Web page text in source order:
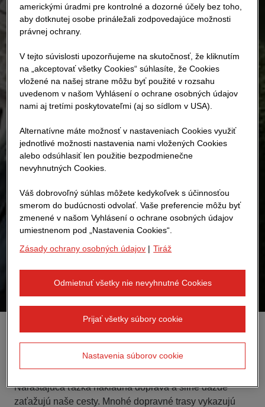
Ako polymérna technológia zvyšuje
odolnosť ciest
Narastajúca ťažká nákladná doprava a silné dažde
zaťažujú naše cesty. Mnohé dopravné trasy vykazujú
americkými úradmi pre kontrolné a dozorné účely bez toho,
aby dotknutej osobe prináležali zodpovedajúce možnosti
právnej ochrany.
V tejto súvislosti upozorňujeme na skutočnosť, že kliknutím
na „akceptovať všetky Cookies“ súhlasíte, že Cookies
vložené na našej strane môžu byť použité v rozsahu
uvedenom v našom Vyhlásení o ochrane osobných údajov
nami aj tretími poskytovateľmi (aj so sídlom v USA).
Alternatívne máte možnosť v nastaveniach Cookies využiť
jednotlivé možnosti nastavenia nami vložených Cookies
alebo odsúhlasiť len použitie bezpodmienečne
nevyhnutných Cookies.
Váš dobrovoľný súhlas môžete kedykoľvek s účinnosťou
smerom do budúcnosti odvolať. Vaše preferencie môžu byť
zmenené v našom Vyhlásení o ochrane osobných údajov
umiestnenom pod „Nastavenia Cookies“.
Zásady ochrany osobných údajov | Tiráž
Odmietnuť všetky nie nevyhnutné Cookies
Prijať všetky súbory cookie
Nastavenia súborov cookie